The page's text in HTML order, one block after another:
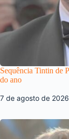
Sequência Tintin de
do ano
7 de agosto de 2026